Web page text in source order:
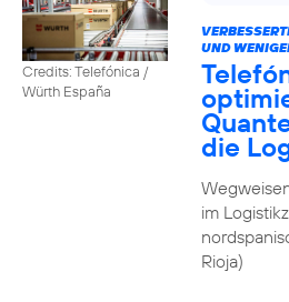
Credits: Telefónica /
Würth España
UND
die
im
Rioja)